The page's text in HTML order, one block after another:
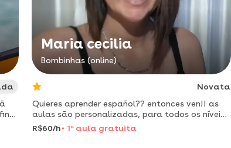
Maria cecilia
Bombinhas (online)
Novata
Quieres aprender español?? entonces ven!! as
aulas são personalizadas, para todos os níveis
e idades com flexibilidade de horários e no
conforto da sua casa.
R$60/h 1 a aula gratuita